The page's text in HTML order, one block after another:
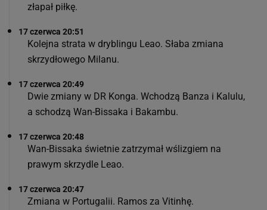
złapał piłkę.
17 czerwca 20:51
Kolejna strata w dryblingu Leao. Słaba zmiana
skrzydłowego Milanu.
17 czerwca 20:49
Dwie zmiany w DR Konga. Wchodzą Banza i Kalulu,
a schodzą Wan-Bissaka i Bakambu.
17 czerwca 20:48
Wan-Bissaka świetnie zatrzymał wślizgiem na
prawym skrzydle Leao.
17 czerwca 20:47
Zmiana w Portugalii. Ramos za Vitinhę.